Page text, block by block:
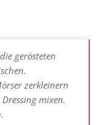
gerösteten
zerkleinern
mixen.